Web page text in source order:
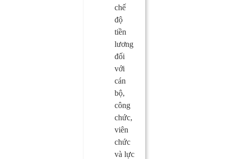
chế
độ
tiền
lương
đối
với
cán
bộ,
công
chức,
viên
chức
và lực